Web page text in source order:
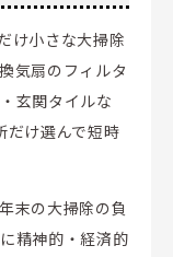
け小さな大掃除
気扇のフィルタ
玄関タイルな
だけ選んで短時
末の大掃除の負
精神的・経済的